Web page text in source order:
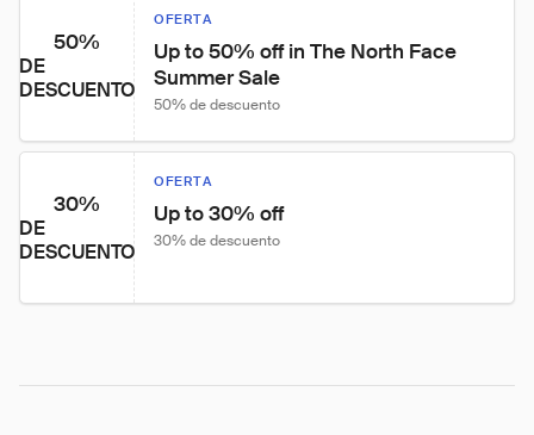
50%
DE
DESCUENTO
OFERTA
Up to 50% off in The North Face
Summer Sale
50% de descuento
30%
DE
DESCUENTO
OFERTA
Up to 30% off
30% de descuento